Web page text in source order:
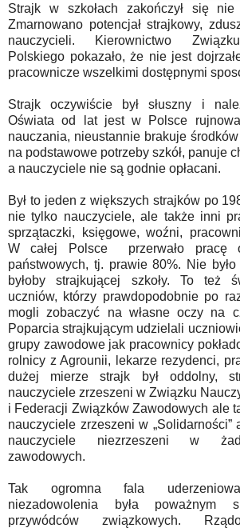
Strajk w szkołach zakończył się
Zmarnowano potencjał strajkowy,
nauczycieli. Kierownictwo
Polskiego pokazało, że nie jest
pracownicze wszelkimi dostępnymi
Strajk oczywiście był słuszny i
Oświata od lat jest w Polsce
nauczania, nieustannie brakuje
na podstawowe potrzeby szkół, panuje
a nauczyciele nie są godnie opłacani.
Był to jeden z większych strajków po
nie tylko nauczyciele, ale także inni
sprzątaczki, księgowe, woźni,
W całej Polsce przerwało pracę
państwowych, tj. prawie 80%. Nie
byłoby strajkującej szkoły. To też
uczniów, którzy prawdopodobnie po
mogli zobaczyć na własne oczy na
Poparcia strajkującym udzielali
grupy zawodowe jak pracownicy
rolnicy z Agrounii, lekarze rezydenci,
dużej mierze strajk był oddolny,
nauczyciele zrzeszeni w Związku
i Federacji Związków Zawodowych ale
nauczyciele zrzeszeni w „Solidarności”
nauczyciele niezrzeszeni w
zawodowych.
Tak ogromna fala uderzeniowa
niezadowolenia była poważnym
przywódców związkowych.